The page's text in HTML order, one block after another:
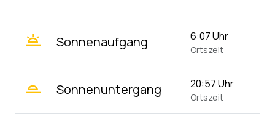
wb_twilight Sonnenaufgang 6:07 Uhr
Ortszeit
wb_twilight_2 Sonnenuntergang 20:57 Uhr
Ortszeit